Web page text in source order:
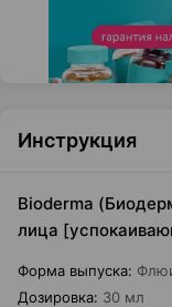
Инструкция
Bioderma
лица
Форма выпуска:
Дозировка: 30 мл